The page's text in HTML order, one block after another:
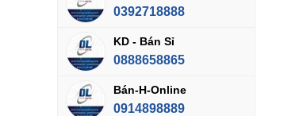
0392718888
KD - Bán Sỉ
0888658865
Bán-H-Online
0914898889